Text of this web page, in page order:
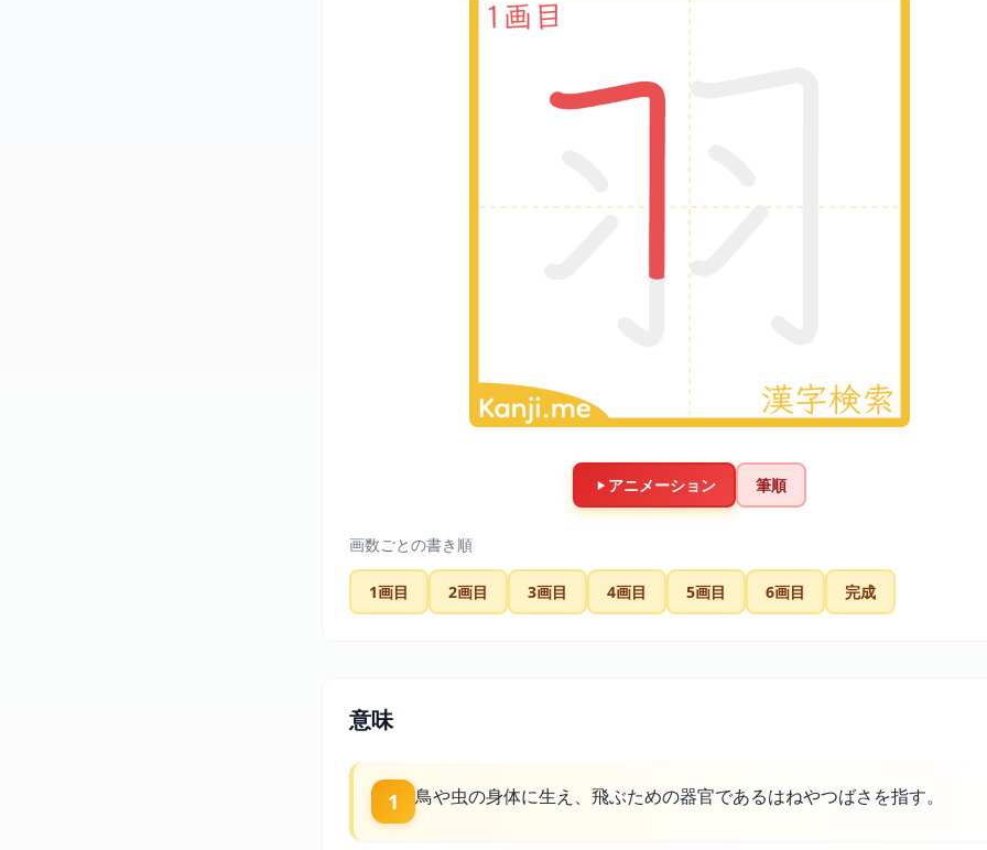
アニメーション 筆順
画数ごとの書き順
1画目 2画目 3画目 4画目 5画目 6画目 完成
意味
1 鳥や虫の身体に生え、飛ぶための器官であるはねやつばさを指す。